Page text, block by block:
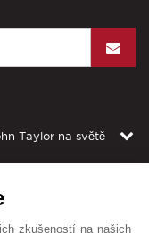
Taylor na světě
zkušeností na našich